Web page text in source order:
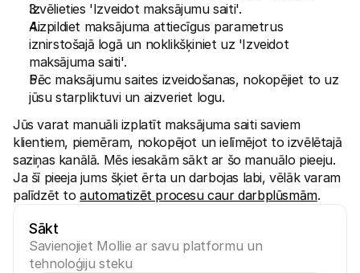
Izvēlieties 'Izveidot maksājumu saiti'.
Aizpildiet maksājuma attiecīgus parametrus
iznirstošajā logā un noklikšķiniet uz 'Izveidot
maksājuma saiti'.
Pēc maksājumu saites izveidošanas, nokopējiet to uz
jūsu starpliktuvi un aizveriet logu.
Jūs varat manuāli izplatīt maksājuma saiti saviem
klientiem, piemēram, nokopējot un ielīmējot to izvēlētajā
saziņas kanālā. Mēs iesakām sākt ar šo manuālo pieeju.
Ja šī pieeja jums šķiet ērta un darbojas labi, vēlāk varam
palīdzēt to automatizēt procesu caur darbplūsmām.
Sākt
Savienojiet Mollie ar savu platformu un
tehnoloģiju steku